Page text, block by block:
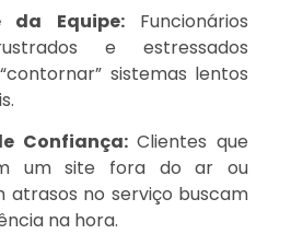
da Equipe:Funcionários
e estressados
sistemas lentos
Confiança:Clientes que
um site fora do ar ou
atrasos no serviço buscam
na hora.